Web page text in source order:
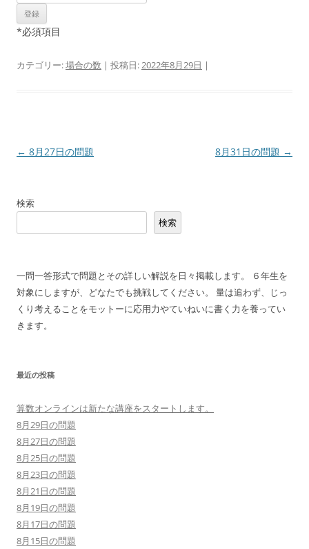
*必須項目
カテゴリー:場合の数 | 投稿日:2022年8月29日 |
投
ビ
ョ
ン
← 8月27日の問題 8月31日の問題 →
検索
検索
一問一答形式で問題とその詳しい解説を日々掲載します。 ６年生を
対象にしますが、どなたでも挑戦してください。 量は追わず、じっ
くり考えることをモットーに応用力やていねいに書く力を養ってい
きます。
最近の投稿
算数オンラインは新たな講座をスタートします。
8月29日の問題
8月27日の問題
8月25日の問題
8月23日の問題
8月21日の問題
8月19日の問題
8月17日の問題
8月15日の問題